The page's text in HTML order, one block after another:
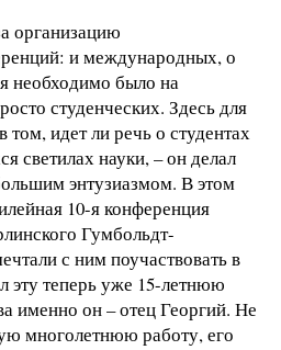
организацию
и международных, о
необходимо было на
студенческих. Здесь для
том, идет ли речь о студентах
светилах науки, – он делал
энтузиазмом. В этом
10-я конференция
Гумбольдт-
с ним поучаствовать в
эту теперь уже 15-летнюю
именно он – отец Георгий. Не
многолетнюю работу, его